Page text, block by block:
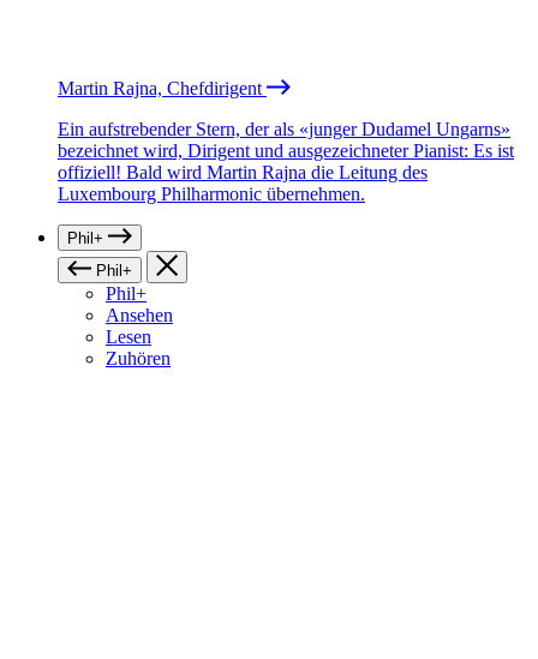
Martin Rajna, Chefdirigent
Ein aufstrebender Stern, der als «junger Dudamel Ungarns»
bezeichnet wird, Dirigent und ausgezeichneter Pianist: Es ist
offiziell! Bald wird Martin Rajna die Leitung des
Luxembourg Philharmonic übernehmen.
Phil+
Phil+
Phil+
Ansehen
Lesen
Zuhören